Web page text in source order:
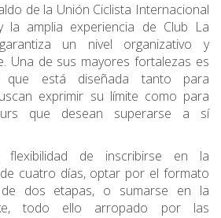
de la Unión Ciclista Internacional
la amplia experiencia de Club La
un nivel organizativo y
Una de sus mayores fortalezas es
que está diseñada tanto para
exprimir su límite como para
que desean superarse a sí
flexibilidad de inscribirse en la
cuatro días, optar por el formato
dos etapas, o sumarse en la
todo ello arropado por las